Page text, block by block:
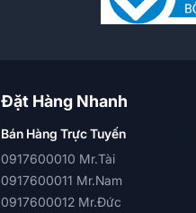
Đặt Hàng Nhanh
Bán Hàng Trực Tuyến
0917600010 Mr.Tài
0917600011 Mr.Nam
0917600012 Mr.Đức